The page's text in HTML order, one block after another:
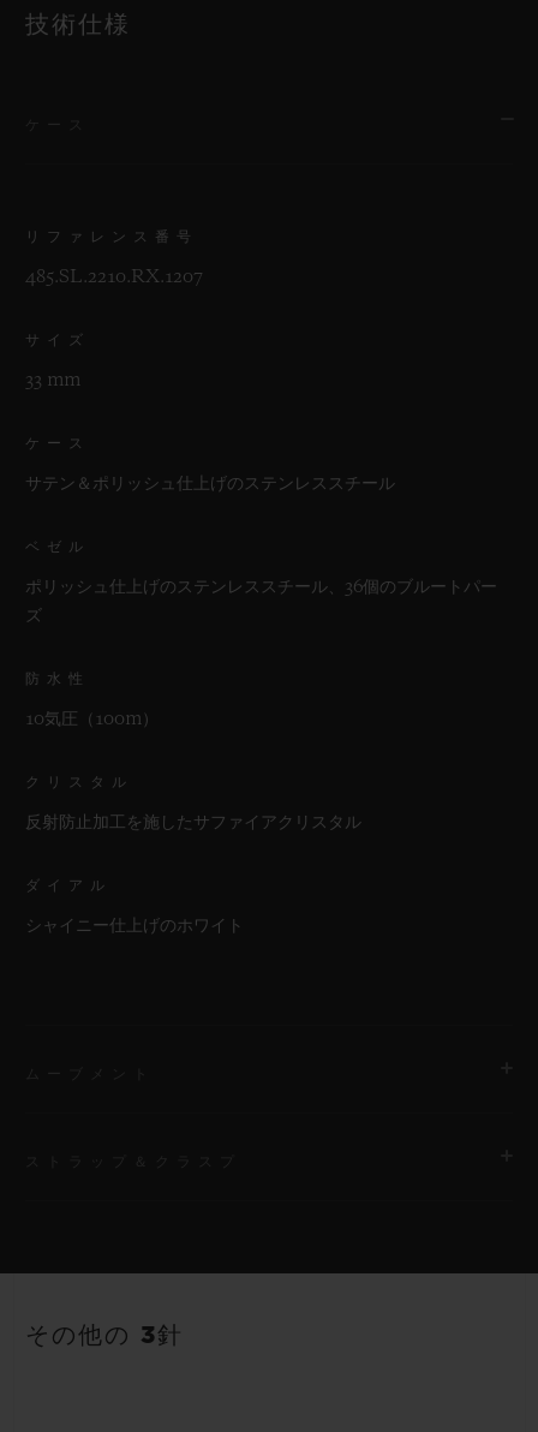
技術仕様
リファレンス番号
485.SL.2210.RX.1207
サイズ
33 mm
ケース
サテン＆ポリッシュ仕上げのステンレススチール
ベゼル
ポリッシュ仕上げのステンレススチール、36個のブルートパー
ズ
防水性
10気圧（100m）
クリスタル
反射防止加工を施したサファイアクリスタル
ダイアル
シャイニー仕上げのホワイト
40時間
ストラップ
トラップ：フルスカイブルー
その他の 3針